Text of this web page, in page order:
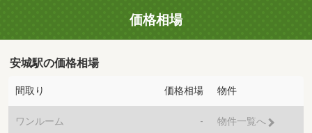
価格相場
安城駅の価格相場
間取り 価格相場 物件
ワンルーム - 物件一覧へ